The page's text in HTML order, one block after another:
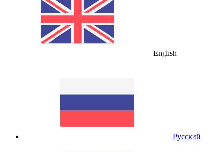
English
Русский